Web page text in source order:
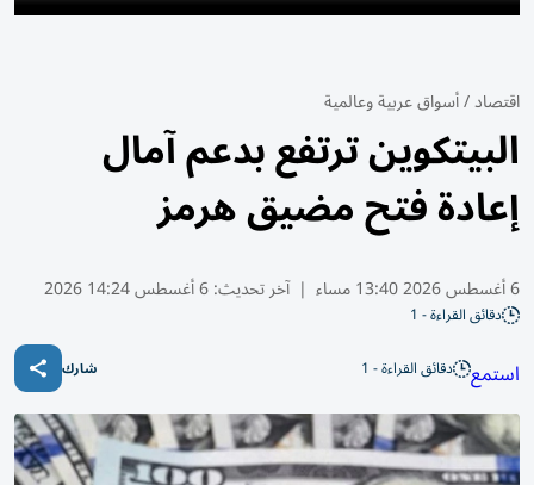
اقتصاد/أسواق عربية وعالمية
البيتكوين ترتفع بدعم آمال
إعادة فتح مضيق هرمز
6 أغسطس 2026 13:40 مساء | آخر تحديث:6 أغسطس 14:24 2026
دقائق القراءة - 1
استمع دقائق القراءة - 1 شارك